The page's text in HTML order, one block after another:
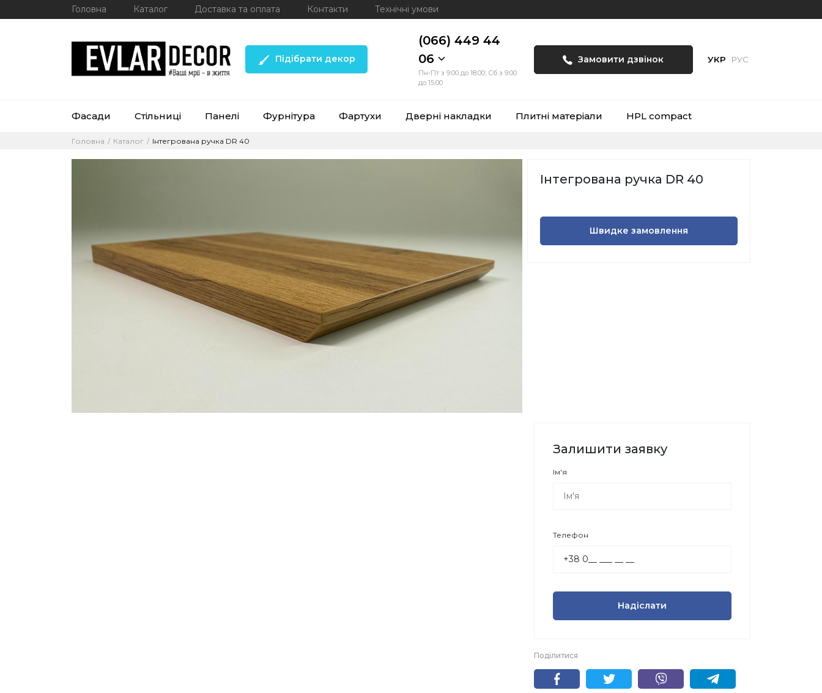
Головна Каталог Доставка та оплата Контакти Технічні умови
Підібрати декор
(066) 449 44
06
Пн-Пт з 9:00 до 18:00; Сб з 9:00
до 15:00
Замовити дзвінок УКР РУС
Фасади Стільниці Панелі Фурнітура Фартухи Дверні накладки Плитні матеріали HPL compact
Головна Каталог Інтегрована ручка DR 40
Інтегрована ручка DR 40
Швидке замовлення
Залишити заявку
Ім'я
Телефон
Надіслати
Поділитися